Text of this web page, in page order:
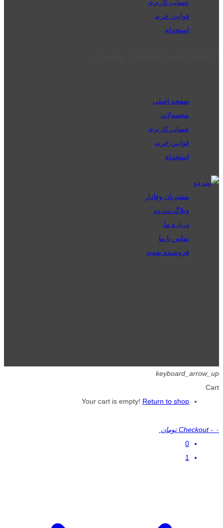
حساب کاربری
قوانین خرید
استخدام
صفحه اصلی
محصولات
حساب کاربری
قوانین خرید
استخدام
مشتریان وفادار
وبلاگ نت دو
درباره ما
تماس با ما
فروشنده شوید
keyboard_arrow_up
Cart
Your cart is empty! Return to shop
Checkout - ۰ تومان
0
1